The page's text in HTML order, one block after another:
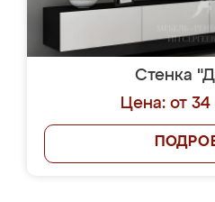
Стенка
Цена: от